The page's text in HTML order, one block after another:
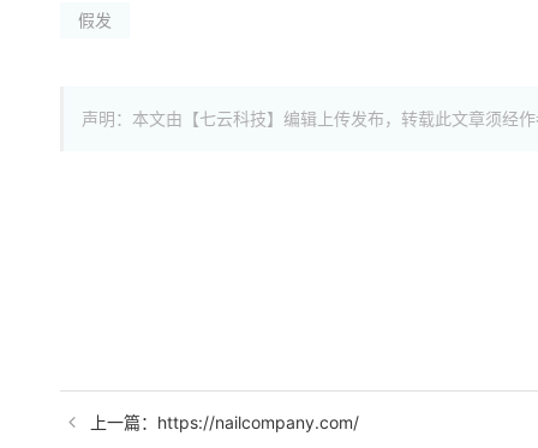
假发
声明：本文由【七云科技】编辑上传发布，转载此文章须经
上一篇：https://nailcompany.com/